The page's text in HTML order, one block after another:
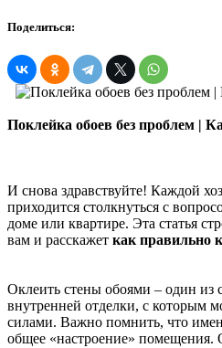
Поделиться:
Поклейка обоев без проблем |
И снова здравствуйте! Каждой
приходится столкнуться с
доме или квартире. Эта статья
вам и расскажет как правильно
Оклеить стены обоями – один из
внутренней отделки, с которым
силами. Важно помнить, что
общее «настроение» помещения.